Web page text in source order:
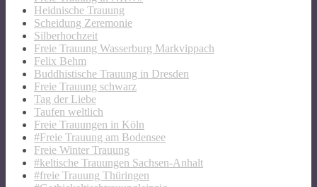
Heidnische Trauung
Scheidung Zeremonie
Silberhochzeit
Freie Trauung Wasserburg Markvippach
Felix Behm
Buddhistische Trauung in Dresden
Freie Trauung schwarz
Tag der Liebe
Taufen weltlich
Freie Trauungen in Köln
#Freie Trauung am Bodensee
Freie Winter Trauung
#keltische Trauungen Sachsen-Anhalt
#freie Trauung Thüringen